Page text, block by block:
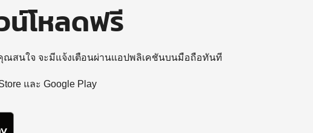
โหลดฟรี
ณสนใจ จะมีแจ้งเตือนผ่านแอปพลิเคชันบนมือถือทันที
และ Google Play